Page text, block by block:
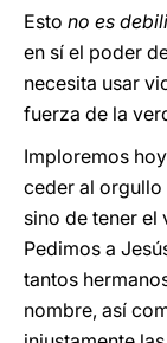
Esto no es
en sí el poder
necesita usar
fuerza de la
Imploremos
ceder al orgullo
sino de tener el
Pedimos a
tantos
nombre, así